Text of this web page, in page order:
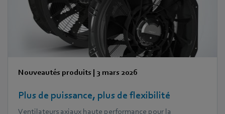
Nouveautés produits 3 mars 2026
Plus de puissance, plus de flexibilité
Ventilateurs axiaux haute performance pour la